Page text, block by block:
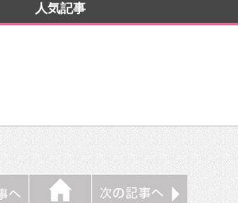
人気記事